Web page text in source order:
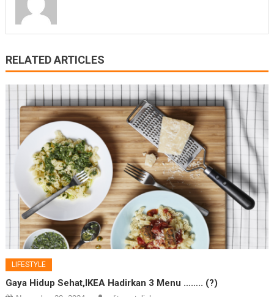
RELATED ARTICLES
LIFESTYLE
Gaya Hidup Sehat,IKEA Hadirkan 3 Menu …….. (?)